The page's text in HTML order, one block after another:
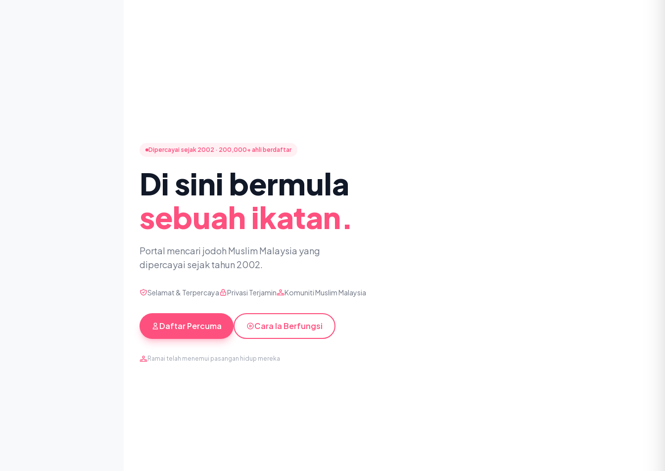
Dipercayai sejak 2002 · 200,000+ ahli berdaftar
Di sini bermula
sebuah ikatan.
Portal mencari jodoh Muslim Malaysia yang
dipercayai sejak tahun 2002.
Selamat & Terpercaya Privasi Terjamin Komuniti Muslim Malaysia
Daftar Percuma Cara Ia Berfungsi
Ramai telah menemui pasangan hidup mereka